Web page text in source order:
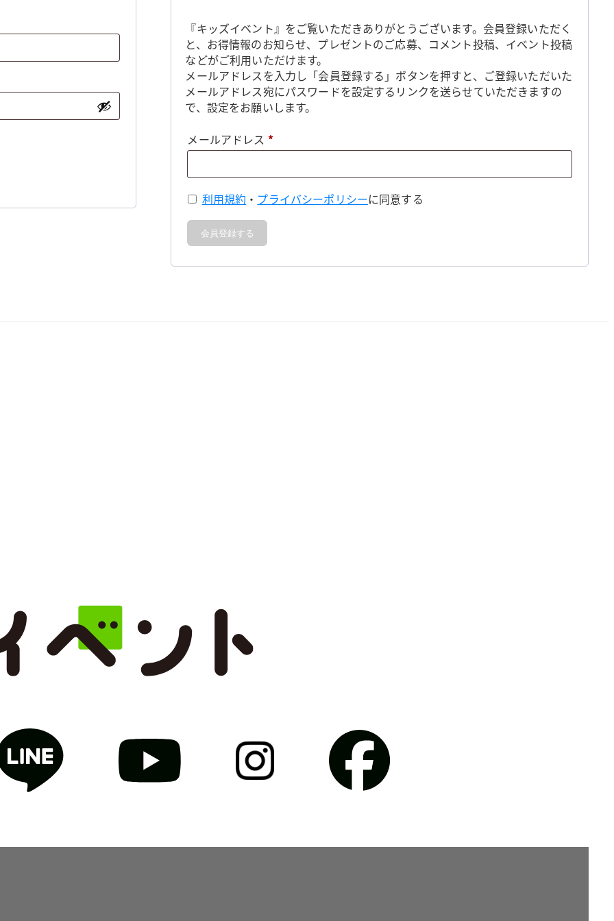
『キッズイベント』をご覧いただきありがとうございます。会員登録いただく
と、お得情報のお知らせ、プレゼントのご応募、コメント投稿、イベント投稿
などがご利用いただけます。
メールアドレスを入力し「会員登録する」ボタンを押すと、ご登録いただいた
メールアドレス宛にパスワードを設定するリンクを送らせていただきますの
で、設定をお願いします。
メールアドレス *必
利用規約 ・ プライバシーポリシーに同意する
会員登録する